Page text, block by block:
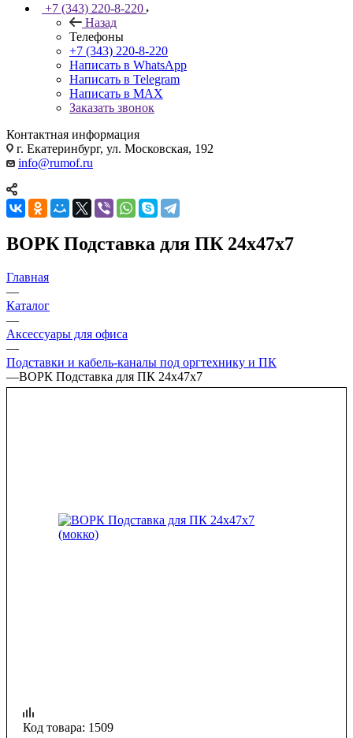
+7 (343) 220-8-220
Назад
Телефоны
+7 (343) 220-8-220
Написать в WhatsApp
Написать в Telegram
Написать в MAX
Заказать звонок
Контактная информация
г. Екатеринбург, ул. Московская, 192
info@rumof.ru
ВОРК Подставка для ПК 24х47х7
Главная
—
Каталог
—
Аксессуары для офиса
—
Подставки и кабель-каналы под оргтехнику и ПК
—ВОРК Подставка для ПК 24х47х7
Код товара: 1509